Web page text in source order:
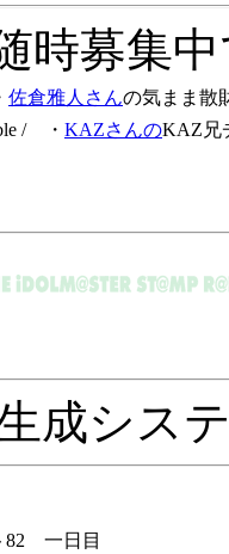
時募集
佐倉雅人さんの気まま散
/ ・ KAZさんのKAZ兄
成シス
82 一日目